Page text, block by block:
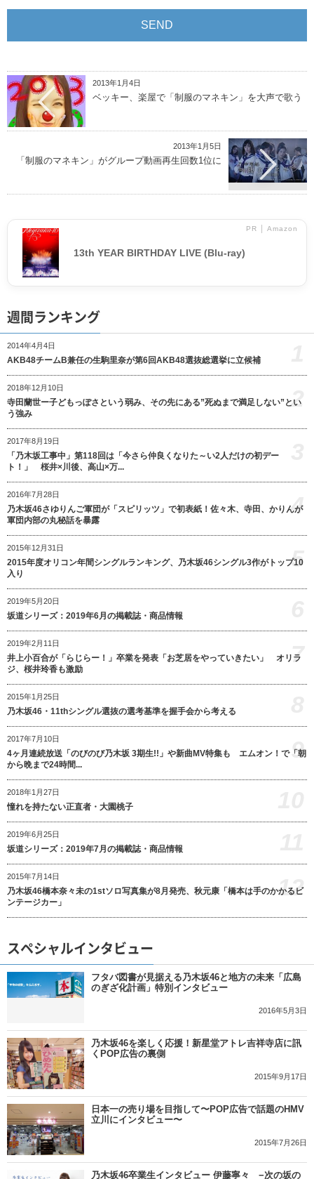
2013年1月4日
ベッキー、楽屋で「制服のマネキン」を大声で歌う
2013年1月5日
「制服のマネキン」がグループ動画再生回数1位に
PR │ Amazon
13th YEAR BIRTHDAY LIVE (Blu-ray)
週間ランキング
2014年4月4日
AKB48チームB兼任の生駒里奈が第6回AKB48選抜総選挙に立候補
2018年12月10日
寺田蘭世ー子どもっぽさという弱み、その先にある”死ぬまで満足しない”とい
う強み
2
2017年8月19日
「乃木坂工事中」第118回は「今さら仲良くなりた～い2人だけの初デー
ト！」 桜井×川後、高山×万...
2016年7月28日
乃木坂46さゆりんご軍団が「スピリッツ」で初表紙！佐々木、寺田、かりんが
軍団内部の丸秘話を暴露
4
2015年12月31日
2015年度オリコン年間シングルランキング、乃木坂46シングル3作がトップ10
入り
5
2019年5月20日
坂道シリーズ：2019年6月の掲載誌・商品情報
2019年2月11日
井上小百合が「らじらー！」卒業を発表「お芝居をやっていきたい」 オリラ
ジ、桜井玲香も激励
7
2015年1月25日
乃木坂46・11thシングル選抜の選考基準を握手会から考える
2017年7月10日
4ヶ月連続放送「のびのび乃木坂 3期生!!」や新曲MV特集も エムオン！で「朝
から晩まで24時間...
9
2018年1月27日
憧れを持たない正直者・大園桃子
2019年6月25日
坂道シリーズ：2019年7月の掲載誌・商品情報
2015年7月14日
乃木坂46橋本奈々未の1stソロ写真集が8月発売、秋元康「橋本は手のかかるビ
ンテージカー」
12
スペシャルインタビュー
フタバ図書が見据える乃木坂46と地方の未来「広島
のぎざ化計画」特別インタビュー
2016年5月3日
乃木坂46を楽しく応援！新星堂アトレ吉祥寺店に訊
くPOP広告の裏側
2015年9月17日
日本一の売り場を目指して〜POP広告で話題のHMV
立川にインタビュー〜
2015年7月26日
乃木坂46卒業生インタビュー 伊藤寧々 −次の坂の